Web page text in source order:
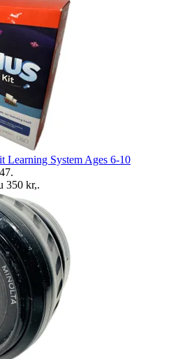
Learning System Ages 6-10
.
350 kr,.